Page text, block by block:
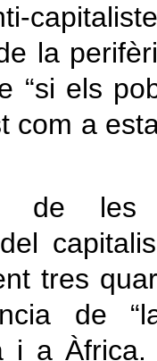
la
“si els
com a
de les
tres
de
i a